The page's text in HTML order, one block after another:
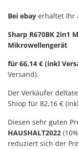
Bei ebay erhaltet Ihr
Sharp R670BK 2in1
Mikrowellengerät
für 66,14 € (inkl
Versand).
Der Verkäufer
Shiop für 82,16 €
Diesen sehr guten
HAUSHALT2022
reduziert sich der